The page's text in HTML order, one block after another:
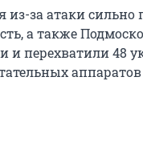
за атаки сильно
а также
перехватили 48